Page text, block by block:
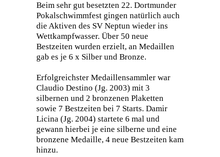
Beim sehr gut besetzten 22. Dortmunder
Pokalschwimmfest gingen natürlich auch
die Aktiven des SV Neptun wieder ins
Wettkampfwasser. Über 50 neue
Bestzeiten wurden erzielt, an Medaillen
gab es je 6 x Silber und Bronze.
Erfolgreichster Medaillensammler war
Claudio Destino (Jg. 2003) mit 3
silbernen und 2 bronzenen Plaketten
sowie 7 Bestzeiten bei 7 Starts. Damir
Licina (Jg. 2004) startete 6 mal und
gewann hierbei je eine silberne und eine
bronzene Medaille, 4 neue Bestzeiten kam
hinzu.